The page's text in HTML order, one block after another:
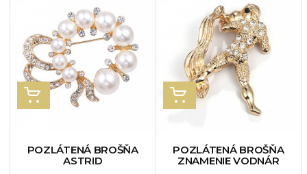
vhodná na akýkoľvek Váš
obľúbený kúsok oblečenia.
osobe aj darovať.
Jedinečný elegantný
kúsok, ktorý dokonale
vynikne na Vašom
obľúbenom oblečení.
VLOŽIŤ DO KOŠÍKA
POZLÁTENÁ BROŠŇA
ASTRID
VLOŽIŤ DO KOŠÍKA
POZLÁTENÁ BROŠŇA
ZNAMENIE VODNÁR